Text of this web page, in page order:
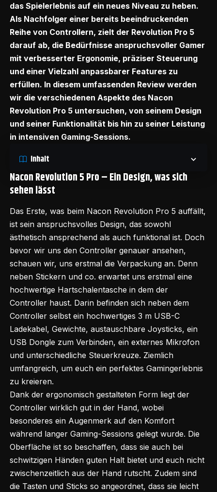
das Spielerlebnis auf ein neues Niveau zu heben.
Als Nachfolger einer bereits beeindruckenden
Reihe von Controllern, zielt der Revolution Pro 5
darauf ab, die Bedürfnisse anspruchsvoller Gamer
mit verbesserter Ergonomie, präziser Steuerung
und einer Vielzahl anpassbarer Features zu
erfüllen. In diesem umfassenden Review werden
wir die verschiedenen Aspekte des Nacon
Revolution Pro 5 untersuchen, von seinem Design
und seiner Funktionalität bis hin zu seiner Leistung
in intensiven Gaming-Sessions.
Inhalt
Nacon Revolution 5 Pro – Ein Design, was sich
sehen lässt
Das Erste, was beim Nacon Revolution Pro 5 auffällt,
ist sein anspruchsvolles Design, das sowohl
ästhetisch ansprechend als auch funktional ist. Doch
bevor wir uns den Controller genauer ansehen,
schauen wir, uns erstmal die Verpackung an. Denn
neben Stickern und co. erwartet uns erstmal eine
hochwertige Hartschalentasche in dem der
Controller haust. Darin befinden sich neben dem
Controller selbst ein hochwertiges 3 m USB-C
Ladekabel, Gewichte, austauschbare Joysticks, ein
USB Dongle zum Verbinden, ein externes Mikrofon
und unterschiedliche Steuerkreuze. Ziemlich
umfangreich, um euch ein perfektes Gamingerlebnis
zu kreieren.
Dank der ergonomisch gestalteten Form liegt der
Controller wirklich gut in der Hand, wobei
besonderes ein Augenmerk auf den Komfort
während langer Gaming-Sessions gelegt wurde. Die
Oberfläche ist so beschaffen, dass sie auch bei
schwitzigen Händen guten Halt bietet und euch nicht
zwischenzeitlich aus der Hand rutscht. Zudem sind
die Tasten und Sticks so angeordnet, dass sie leicht